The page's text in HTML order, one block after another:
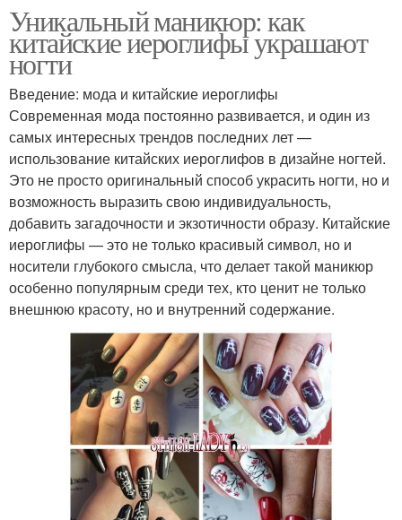
Уникальный маникюр: как
китайские иероглифы украшают
ногти
Введение: мода и китайские иероглифы
Современная мода постоянно развивается, и один из
самых интересных трендов последних лет —
использование китайских иероглифов в дизайне ногтей.
Это не просто оригинальный способ украсить ногти, но и
возможность выразить свою индивидуальность,
добавить загадочности и экзотичности образу. Китайские
иероглифы — это не только красивый символ, но и
носители глубокого смысла, что делает такой маникюр
особенно популярным среди тех, кто ценит не только
внешнюю красоту, но и внутренний содержание.